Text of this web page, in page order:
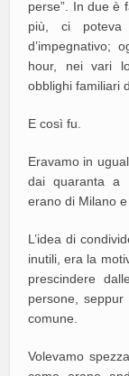
perse”. In due è
più, ci poteva
d’impegnativo;
hour, nei vari
obblighi familiari
E così fu.
Eravamo in
dai quaranta a
erano di Milano
L’idea di
inutili, era la
prescindere
persone,
comune.
Volevamo